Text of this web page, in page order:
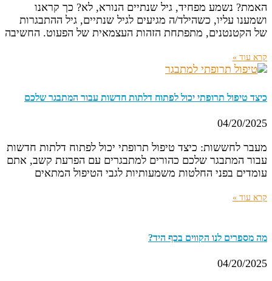
האמת? נשמע מפחיד, גיל שנתיים הנורא, לא? כך קראנו
ושמענו עליו, כשהילד/ה מגיעים לגיל שנתיים, גיל ההתבגרות
של הקטנטנים, מתפתחת הזהות העצמאית של הפעוט. החשיבה
קרא עוד »
כיצד טיפול תרופתי יכול לפתוח דלתות חדשות עבור המתבגר שלכם
04/20/2025
מעבר לחששות: כיצד טיפול תרופתי יכול לפתוח דלתות חדשות
עבור המתבגר שלכם כהורים למתבגרים עם הפרעת קשב, אתם
עומדים בפני החלטות משמעותיות לגבי הטיפול המתאים
קרא עוד »
מה מספרים לנו הקווים בכף היד?
04/20/2025